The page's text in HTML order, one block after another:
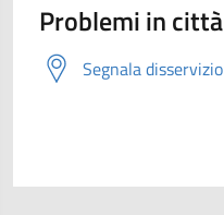
Problemi in città
Segnala disservizio